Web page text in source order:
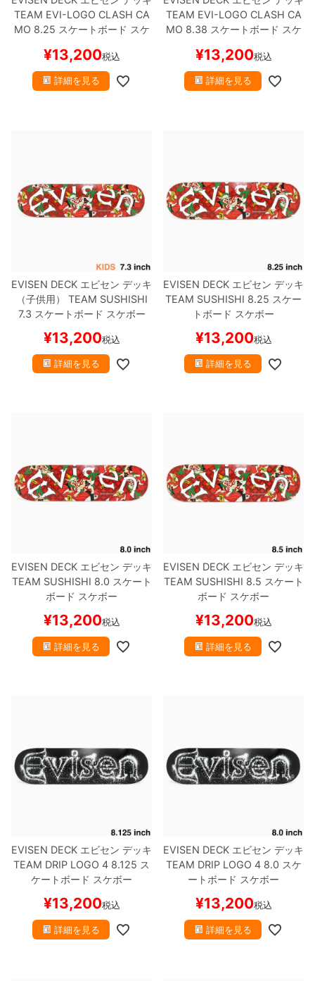
TEAM EVI-LOGO CLASH CA
MO 8.25 スケートボード スケ
¥13,200税込
詳細を見る
TEAM EVI-LOGO CLASH CA
MO 8.38 スケートボード スケ
¥13,200税込
詳細を見る
EVISEN DECK エビセン デッキ
（子供用）
TEAM SUSHISHI
7.3 スケートボード スケボー
¥13,200税込
詳細を見る
EVISEN DECK エビセン デッキ
TEAM SUSHISHI 8.25 スケー
トボード スケボー
¥13,200税込
詳細を見る
EVISEN DECK エビセン デッキ
TEAM SUSHISHI 8.0 スケート
ボード スケボー
¥13,200税込
詳細を見る
EVISEN DECK エビセン デッキ
TEAM SUSHISHI 8.5 スケート
ボード スケボー
¥13,200税込
詳細を見る
EVISEN DECK エビセン デッキ
TEAM DRIP LOGO 4 8.125 ス
ケートボード スケボー
¥13,200税込
詳細を見る
EVISEN DECK エビセン デッキ
TEAM DRIP LOGO 4 8.0 スケ
ートボード スケボー
¥13,200税込
詳細を見る